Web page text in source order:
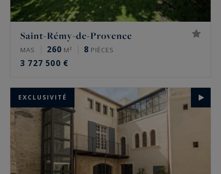
Saint-Rémy-de-Provence
MAS 260 M² 8 PIÈCES
3 727 500 €
EXCLUSIVITÉ